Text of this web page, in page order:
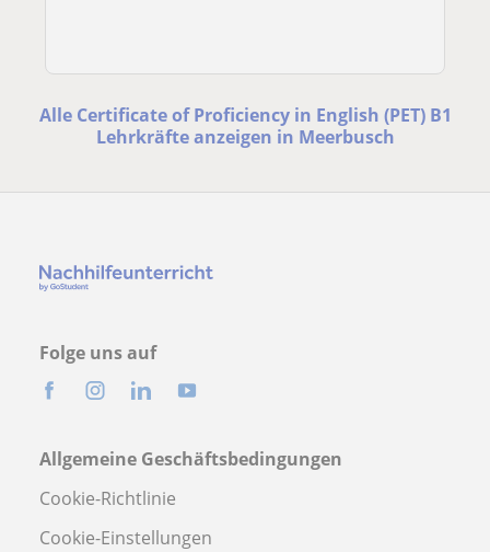
Alle Certificate of Proficiency in English (PET) B1
Lehrkräfte anzeigen in Meerbusch
Folge uns auf
Allgemeine Geschäftsbedingungen
Cookie-Richtlinie
Cookie-Einstellungen